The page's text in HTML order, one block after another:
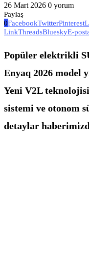
26 Mart 2026 0 yorum
Paylaş
0FacebookTwitterPinterest
LinkThreadsBlueskyE-
Popüler elektrikli
Enyaq 2026 model
Yeni V2L
sistemi ve otonom
detaylar